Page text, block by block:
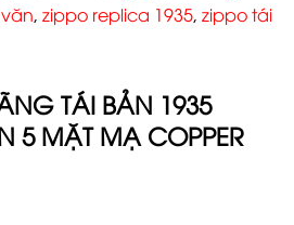
, zippo replica 1935, zippo tái
TÁI BẢN 1935
5 MẶT MẠ COPPER